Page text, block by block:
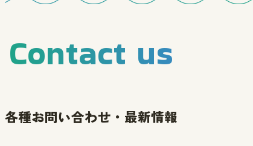
Contact us
各種お問い合わせ・最新情報